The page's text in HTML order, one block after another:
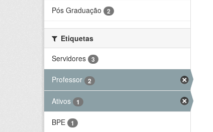
Pós Graduação 2
Etiquetas
Servidores
3
Professor 2
Ativos 1
BPE 1